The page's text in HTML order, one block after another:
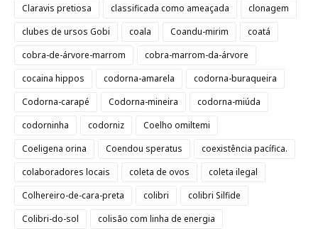
Claravis pretiosa
classificada como ameaçada
clonagem
clubes de ursos Gobi
coala Coandu-mirim
coatá
cobra-de-árvore-marrom
cobra-marrom-da-árvore
cocaina hippos
codorna-amarela
codorna-buraqueira
Codorna-carapé
Codorna-mineira
codorna-miúda
codorninha
codorniz
Coelho omiltemi
Coeligena orina
Coendou speratus
coexistência pacífica.
colaboradores locais
coleta de ovos
coleta ilegal
Colhereiro-de-cara-preta
colibri
colibri Silfide
Colibri-do-sol
colisão com linha de energia